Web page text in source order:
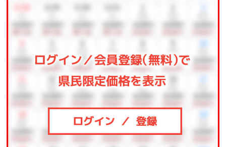
徒歩10分圏内に砂むし温泉会館『砂楽』がございます。
夕方16:00からは、無料の送迎バスも15分間隔で運行し
ております。
【砂楽への無料送迎サービス】
送り…16:00～ 15分間隔 最終19:45
迎え…17:10～ 15分間隔 最終21:00
【砂むし温泉利用料】
大人…2100円(タオル、バスタオル付)